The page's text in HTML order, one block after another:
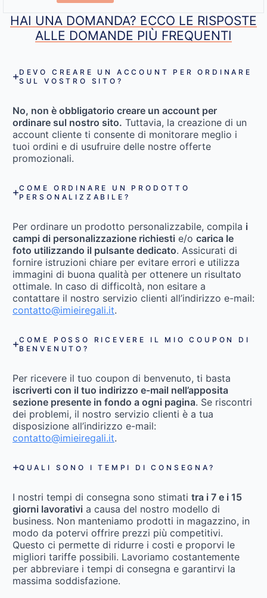
HAI UNA DOMANDA? ECCO LE RISPOSTE
ALLE DOMANDE PIÙ FREQUENTI
DEVO CREARE UN ACCOUNT PER ORDINARE
SUL VOSTRO SITO?
No, non è obbligatorio creare un account per
ordinare sul nostro sito. Tuttavia, la creazione di un
account cliente ti consente di monitorare meglio i
tuoi ordini e di usufruire delle nostre offerte
promozionali.
COME ORDINARE UN PRODOTTO
PERSONALIZZABILE?
Per ordinare un prodotto personalizzabile, compila i
campi di personalizzazione richiesti e/o carica le
foto utilizzando il pulsante dedicato. Assicurati di
fornire istruzioni chiare per evitare errori e utilizza
immagini di buona qualità per ottenere un risultato
ottimale. In caso di difficoltà, non esitare a
contattare il nostro servizio clienti all’indirizzo e-mail:
contatto@imieiregali.it.
COME POSSO RICEVERE IL MIO COUPON DI
BENVENUTO?
Per ricevere il tuo coupon di benvenuto, ti basta
iscriverti con il tuo indirizzo e-mail nell’apposita
sezione presente in fondo a ogni pagina. Se riscontri
dei problemi, il nostro servizio clienti è a tua
disposizione all’indirizzo e-mail:
contatto@imieiregali.it.
QUALI SONO I TEMPI DI CONSEGNA?
I nostri tempi di consegna sono stimati tra i 7 e i 15
giorni lavorativi a causa del nostro modello di
business. Non manteniamo prodotti in magazzino, in
modo da potervi offrire prezzi più competitivi.
Questo ci permette di ridurre i costi e proporvi le
migliori tariffe possibili. Lavoriamo costantemente
per abbreviare i tempi di consegna e garantirvi la
massima soddisfazione.